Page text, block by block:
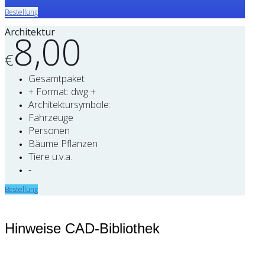
Bestellung
Architektur
€8,00
Gesamtpaket
+ Format: dwg +
Architektursymbole:
Fahrzeuge
Personen
Bäume Pflanzen
Tiere u.v.a.
-
Bestellung
Hinweise CAD-Bibliothek